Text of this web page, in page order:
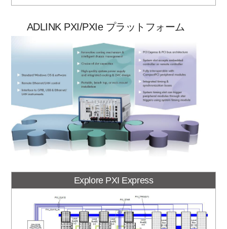
ADLINK PXI/PXIe プラットフォーム
Explore PXI Express